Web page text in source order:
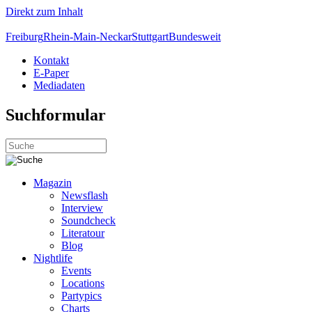
Direkt zum Inhalt
FreiburgRhein-Main-NeckarStuttgartBundesweit
Kontakt
E-Paper
Mediadaten
Suchformular
Magazin
Newsflash
Interview
Soundcheck
Literatour
Blog
Nightlife
Events
Locations
Partypics
Charts